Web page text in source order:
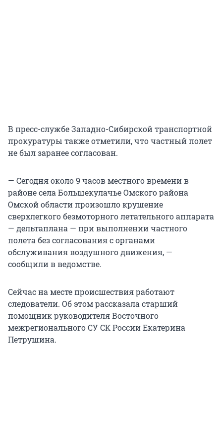
В пресс-службе Западно-Сибирской транспортной
прокуратуры также отметили, что частный полет
не был заранее согласован.
— Сегодня около 9 часов местного времени в
районе села Большекулачье Омского района
Омской области произошло крушение
сверхлегкого безмоторного летательного аппарата
— дельтаплана — при выполнении частного
полета без согласования с органами
обслуживания воздушного движения, —
сообщили в ведомстве.
Сейчас на месте происшествия работают
следователи. Об этом рассказала старший
помощник руководителя Восточного
межрегионального СУ СК России Екатерина
Петрушина.